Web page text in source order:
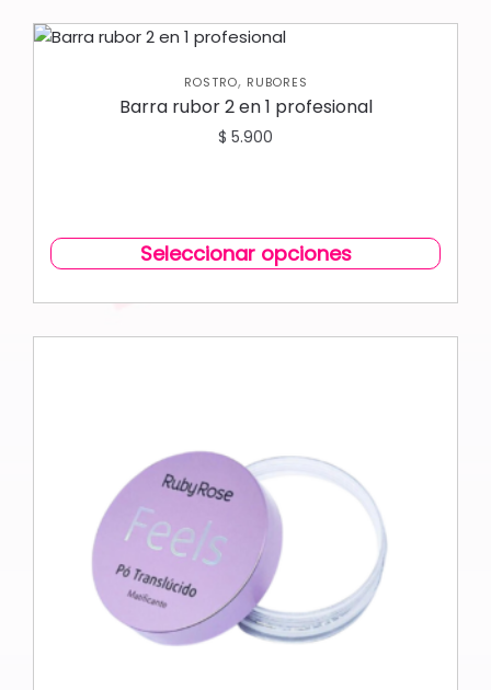
ROSTRO, RUBORES
Barra rubor 2 en 1 profesional
$ 5.900
Seleccionar opciones